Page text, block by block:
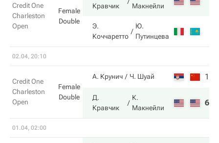
Credit One
Charleston
Open
Female
Double
Кравчик
Макнейли
Э.
Коччаретто
Ю.
Путинцева
02.04, 20:10
Credit One
Charleston
Open
Female
Double
А. Крунич Ч. Шуай 1
Д.
Кравчик
К.
Макнейли
6
01.04, 02:00